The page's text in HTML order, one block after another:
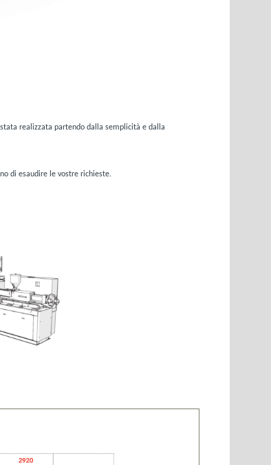
realizzata partendo dalla semplicità e dalla
di esaudire le vostre richieste.